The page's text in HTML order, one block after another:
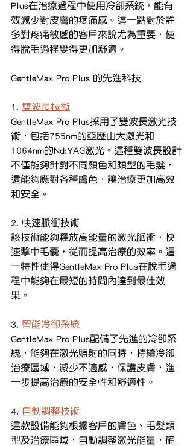
Plus在治療過程中使用冷卻系統，能有
效減少對皮膚的疼痛感。這一點對於許
多對疼痛敏感的客戶來說尤為重要，使
得脫毛過程變得更加舒適。
GentleMax Pro Plus 的先進科技
1. 雙波長技術
GentleMax Pro Plus採用了雙波長激光技
術，包括755nm的亞歷山大激光和
1064nm的Nd:YAG激光。這種雙波長設計
不僅能夠針對不同顏色和類型的毛髮，
還能夠應對各種膚色，讓治療更加高效
和安全。
2. 快速脈衝技術
該技術能夠釋放高能量的激光脈衝，快
速擊中毛囊，從而提高治療的效率。這
一特性使得GentleMax Pro Plus在脫毛過
程中能夠在最短的時間內達到最佳效
果。
3. 智能冷卻系統
GentleMax Pro Plus配備了先進的冷卻系
統，能夠在激光照射的同時，持續冷卻
治療區域，減少不適感，保護皮膚，進
一步提高治療的安全性和舒適性。
4. 自動調整技術
這款設備能夠根據客戶的膚色、毛髮類
型及治療區域，自動調整激光能量，確